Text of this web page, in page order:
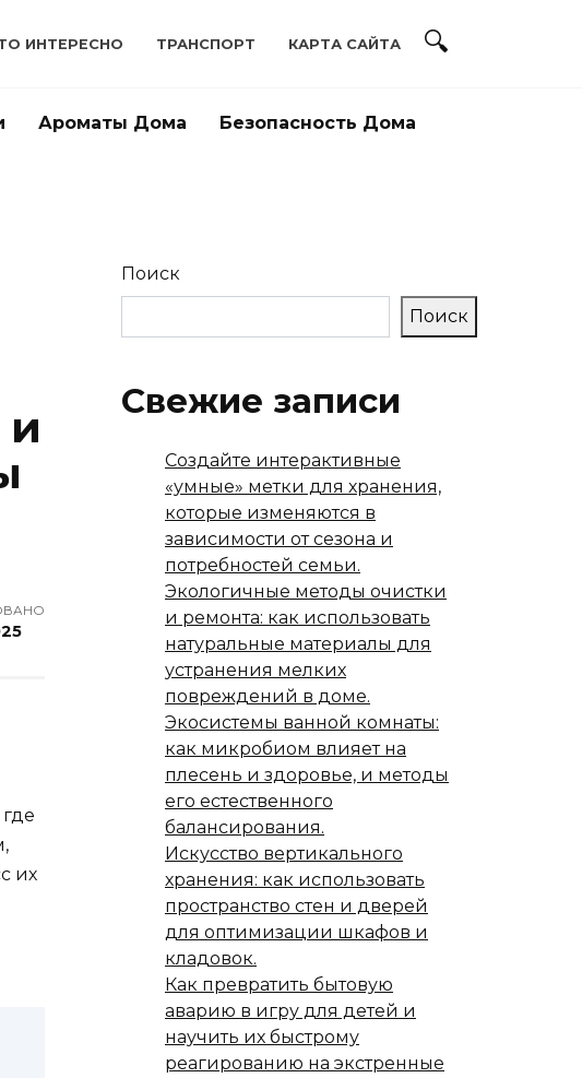
ИНТЕРЕСНО ТРАНСПОРТ КАРТА САЙТА
Ароматы Дома Безопасность Дома
и
их
Поиск
Поиск
Свежие записи
Создайте интерактивные
«умные» метки для хранения,
которые изменяются в
зависимости от сезона и
потребностей семьи.
Экологичные методы очистки
и ремонта: как использовать
натуральные материалы для
устранения мелких
повреждений в доме.
Экосистемы ванной комнаты:
как микробиом влияет на
плесень и здоровье, и методы
его естественного
балансирования.
Искусство вертикального
хранения: как использовать
пространство стен и дверей
для оптимизации шкафов и
кладовок.
Как превратить бытовую
аварию в игру для детей и
научить их быстрому
реагированию на экстренные